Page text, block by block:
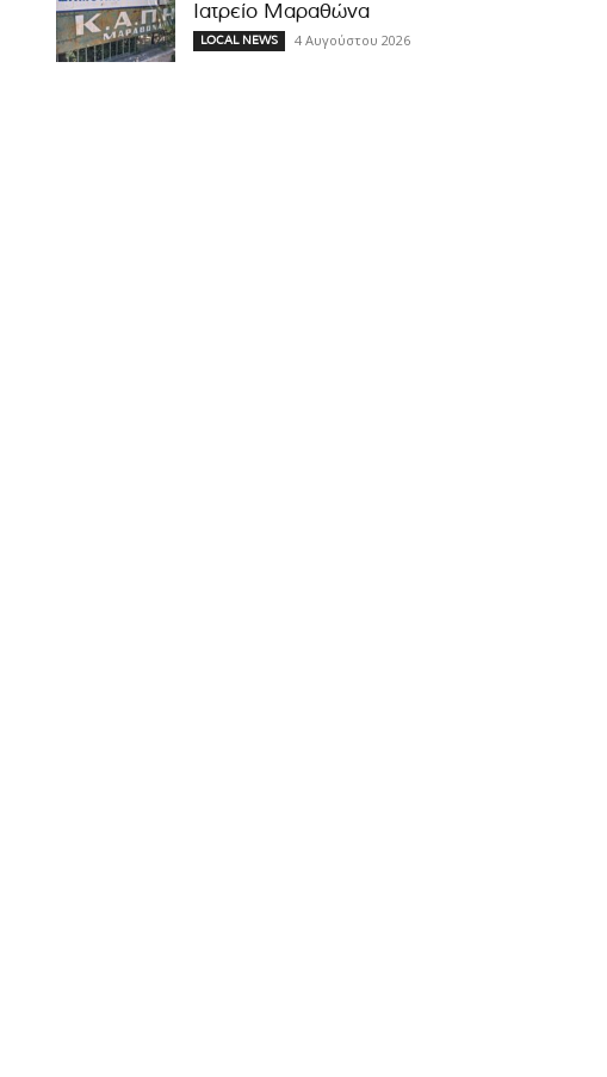
Ιατρείο Μαραθώνα
LOCAL NEWS 4 Αυγούστου 2026